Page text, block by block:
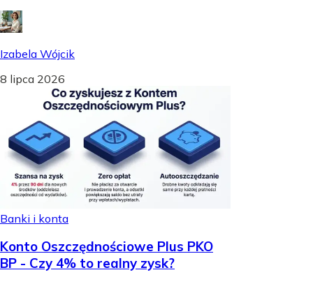
Izabela Wójcik
8 lipca 2026
Banki i konta
Konto Oszczędnościowe Plus PKO
BP - Czy 4% to realny zysk?